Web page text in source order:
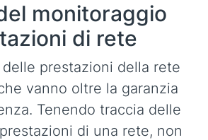
monitoraggio
di rete
prestazioni della rete
vanno oltre la garanzia
Tenendo traccia delle
di una rete, non